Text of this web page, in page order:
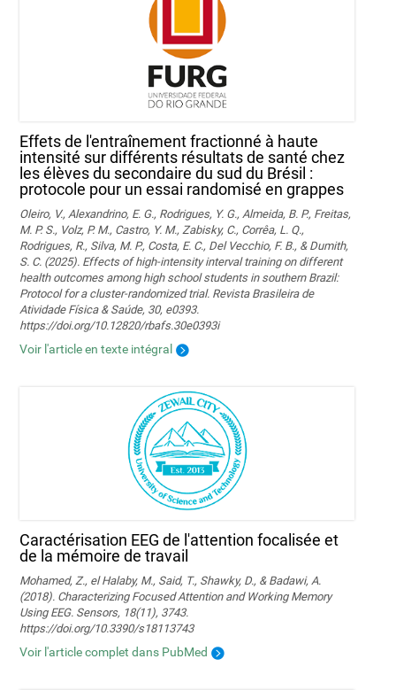
Effets de l'entraînement fractionné à haute
intensité sur différents résultats de santé chez
les élèves du secondaire du sud du Brésil :
protocole pour un essai randomisé en grappes
Oleiro, V., Alexandrino, E. G., Rodrigues, Y. G., Almeida, B. P., Freitas,
M. P. S., Volz, P. M., Castro, Y. M., Zabisky, C., Corrêa, L. Q.,
Rodrigues, R., Silva, M. P., Costa, E. C., Del Vecchio, F. B., & Dumith,
S. C. (2025). Effects of high-intensity interval training on different
health outcomes among high school students in southern Brazil:
Protocol for a cluster-randomized trial. Revista Brasileira de
Atividade Física & Saúde, 30, e0393.
https://doi.org/10.12820/rbafs.30e0393i
Voir l'article en texte intégral
Caractérisation EEG de l'attention focalisée et
de la mémoire de travail
Mohamed, Z., el Halaby, M., Said, T., Shawky, D., & Badawi, A.
(2018). Characterizing Focused Attention and Working Memory
Using EEG. Sensors, 18(11), 3743.
https://doi.org/10.3390/s18113743
Voir l'article complet dans PubMed